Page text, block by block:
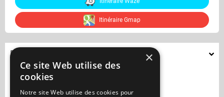
Itinéraire Gmap
Présentation
Mon Boucher Gourmet
×
Ce site Web utilise des
cookies
Notre site Web utilise des cookies pour